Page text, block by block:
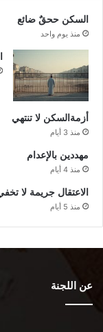
السكن ححقٌ ضائع
منذ يوم واحد
أزمةالسكن لا تنتهي
منذ 3 أيام
مهددين بالإعدام
منذ 4 أيام
الاعتقال جريمة لا
منذ 5 أيام
عن اللجنة